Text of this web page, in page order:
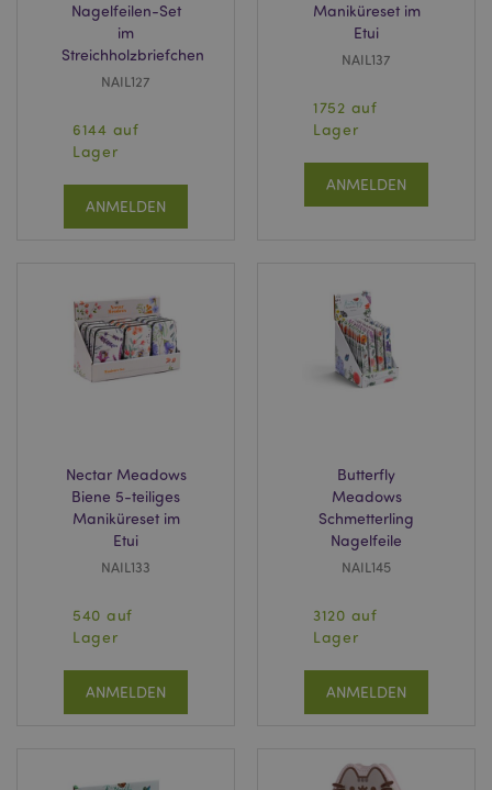
Nagelfeilen-Set
im
Streichholzbriefchen
NAIL127
6144 auf
Lager
ANMELDEN
Maniküreset im
Etui
NAIL137
1752 auf
Lager
ANMELDEN
Nectar Meadows
Biene 5-teiliges
Maniküreset im
Etui
NAIL133
540 auf
Lager
ANMELDEN
Butterfly
Meadows
Schmetterling
Nagelfeile
NAIL145
3120 auf
Lager
ANMELDEN